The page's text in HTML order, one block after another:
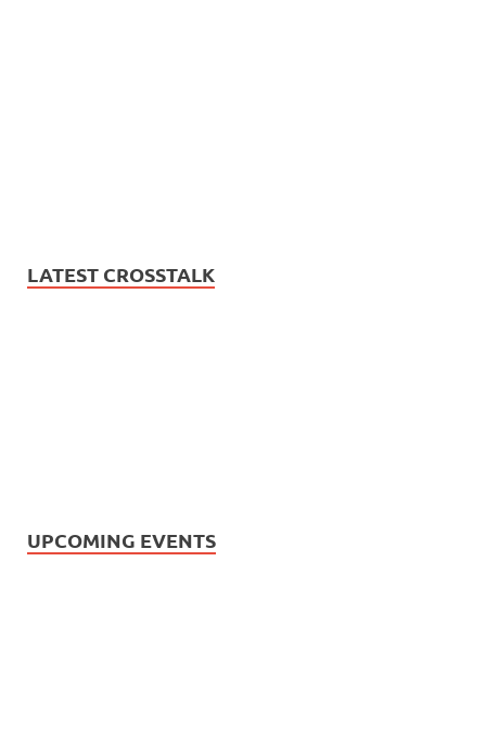
LATEST CROSSTALK
UPCOMING EVENTS